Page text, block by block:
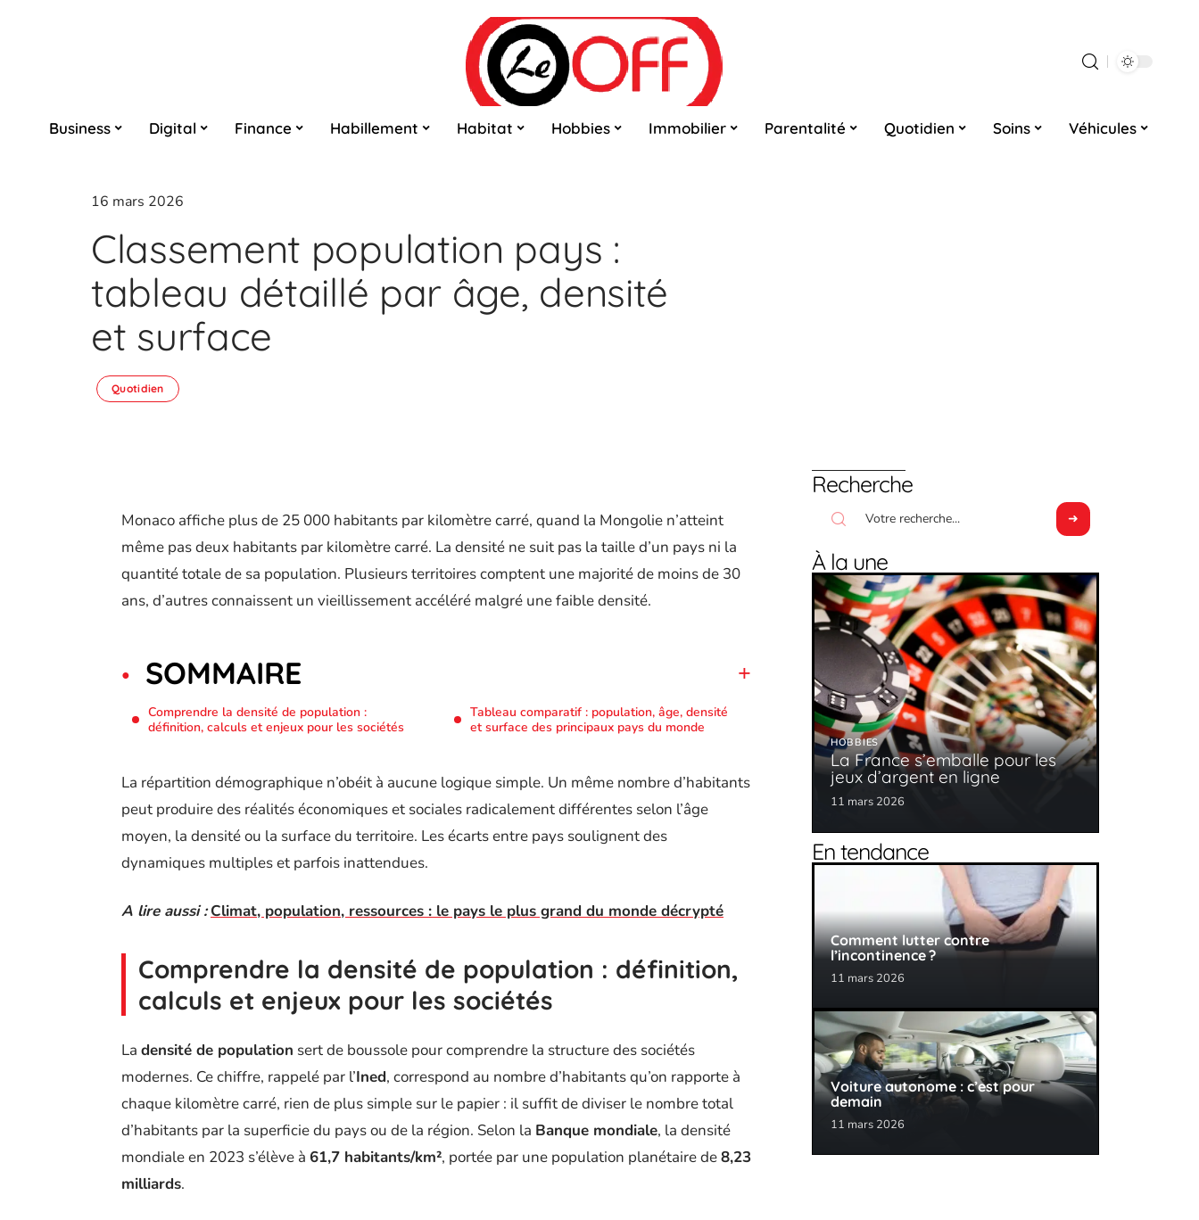
Business Digital Finance Habillement Habitat Hobbies Immobilier Parentalité Quotidien Soins Véhicules
16 mars 2026
Classement population pays :
tableau détaillé par âge, densité
et surface
Quotidien
Monaco affiche plus de 25 000 habitants par kilomètre carré, quand la Mongolie n’atteint
même pas deux habitants par kilomètre carré. La densité ne suit pas la taille d’un pays ni la
quantité totale de sa population. Plusieurs territoires comptent une majorité de moins de 30
ans, d’autres connaissent un vieillissement accéléré malgré une faible densité.
SOMMAIRE
Comprendre la densité de population :
définition, calculs et enjeux pour les sociétés
Tableau comparatif : population, âge, densité
et surface des principaux pays du monde
La répartition démographique n’obéit à aucune logique simple. Un même nombre d’habitants
peut produire des réalités économiques et sociales radicalement différentes selon l’âge
moyen, la densité ou la surface du territoire. Les écarts entre pays soulignent des
dynamiques multiples et parfois inattendues.
A lire aussi : Climat, population, ressources : le pays le plus grand du monde décrypté
Comprendre la densité de population : définition,
calculs et enjeux pour les sociétés
La densité de population sert de boussole pour comprendre la structure des sociétés
modernes. Ce chiffre, rappelé par l’Ined, correspond au nombre d’habitants qu’on rapporte à
chaque kilomètre carré, rien de plus simple sur le papier : il suffit de diviser le nombre total
d’habitants par la superficie du pays ou de la région. Selon la Banque mondiale, la densité
mondiale en 2023 s’élève à 61,7 habitants/km², portée par une population planétaire de8,23
milliards.
Recherche
À la une
HOBBIES
La France s’emballe pour les
jeux d’argent en ligne
11 mars 2026
En tendance
Comment lutter contre
l’incontinence ?
11 mars 2026
Voiture autonome : c’est pour
demain
11 mars 2026